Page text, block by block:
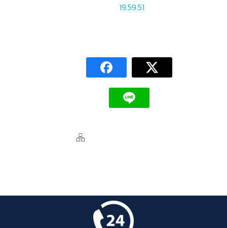
19.59.51